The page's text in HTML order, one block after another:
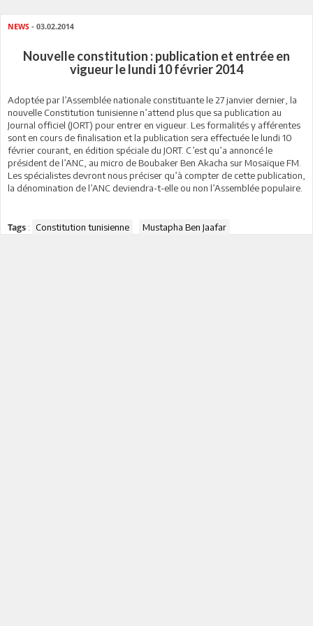
NEWS - 03.02.2014
Nouvelle constitution : publication et entrée en
vigueur le lundi 10 février 2014
Adoptée par l’Assemblée nationale constituante le 27 janvier dernier, la
nouvelle Constitution tunisienne n’attend plus que sa publication au
Journal officiel (JORT) pour entrer en vigueur. Les formalités y afférentes
sont en cours de finalisation et la publication sera effectuée le lundi 10
février courant, en édition spéciale du JORT. C’est qu’a annoncé le
président de l’ANC, au micro de Boubaker Ben Akacha sur Mosaïque FM.
Les spécialistes devront nous préciser qu’à compter de cette publication,
la dénomination de l’ANC deviendra-t-elle ou non l’Assemblée populaire.
Tags : Constitution tunisienne Mustapha Ben Jaafar